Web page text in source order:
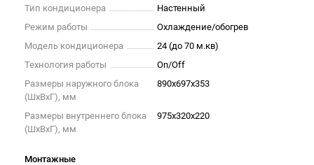
Тип кондиционера
Настенный
Режим работы
Охлаждение/обогрев
Модель кондиционера
24 (до 70 м.кв)
Технология работы
On/Off
Размеры наружного блока
(ШxВxГ), мм
890x697x353
Размеры внутреннего блока
(ШxВxГ), мм
975x320x220
Монтажные